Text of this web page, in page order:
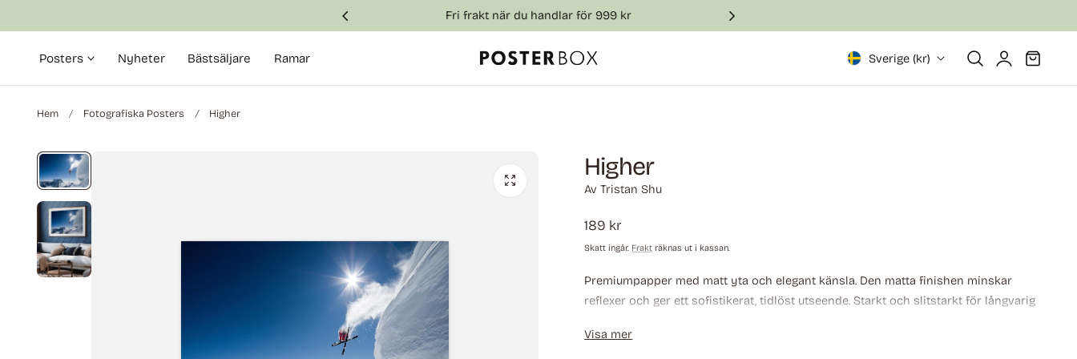
Fri frakt när du handlar för 999 kr
Posters Nyheter Bästsäljare Ramar Sverige (kr)
Logga
in
Vagn
Hem Fotografiska Posters Higher
Higher
AvTristan Shu
Ordinarie
pris
189 kr
Skatt ingår. Frakt räknas ut i kassan.
Premium­papper med matt yta och elegant känsla. Den matta finishen minskar
reflexer och ger ett sofistikerat, tidlöst utseende. Starkt och slitstarkt för långvarig
Visa mer